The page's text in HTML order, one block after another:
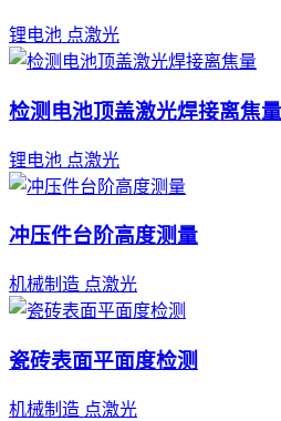
锂电池 点激光
检测电池顶盖激光焊接离焦量
锂电池 点激光
冲压件台阶高度测量
机械制造 点激光
瓷砖表面平面度检测
机械制造 点激光